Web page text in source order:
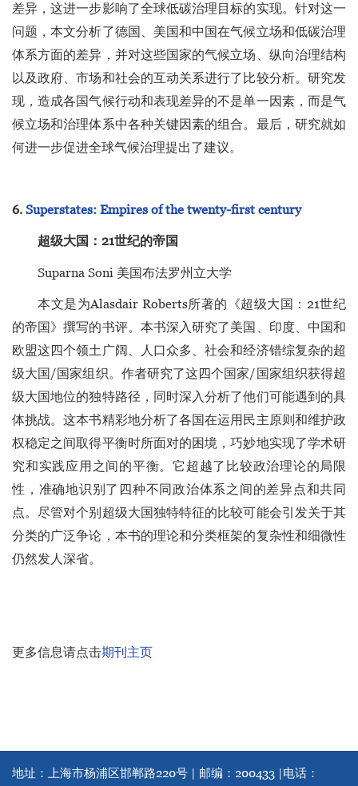
差异，这进一步影响了全球低碳治理目标的实现。针对这一
问题，本文分析了德国、美国和中国在气候立场和低碳治理
体系方面的差异，并对这些国家的气候立场、纵向治理结构
以及政府、市场和社会的互动关系进行了比较分析。研究发
现，造成各国气候行动和表现差异的不是单一因素，而是气
候立场和治理体系中各种关键因素的组合。最后，研究就如
何进一步促进全球气候治理提出了建议。
6. Superstates: Empires of the twenty-first century
超级大国：21世纪的帝国
Suparna Soni 美国布法罗州立大学
本文是为Alasdair Roberts所著的《超级大国：21世纪
的帝国》撰写的书评。本书深入研究了美国、印度、中国和
欧盟这四个领土广阔、人口众多、社会和经济错综复杂的超
级大国/国家组织。作者研究了这四个国家/国家组织获得超
级大国地位的独特路径，同时深入分析了他们可能遇到的具
体挑战。这本书精彩地分析了各国在运用民主原则和维护政
权稳定之间取得平衡时所面对的困境，巧妙地实现了学术研
究和实践应用之间的平衡。它超越了比较政治理论的局限
性，准确地识别了四种不同政治体系之间的差异点和共同
点。尽管对个别超级大国独特特征的比较可能会引发关于其
分类的广泛争论，本书的理论和分类框架的复杂性和细微性
仍然发人深省。
更多信息请点击期刊主页
地址：上海市杨浦区邯郸路220号 | 邮编：200433 |电话：